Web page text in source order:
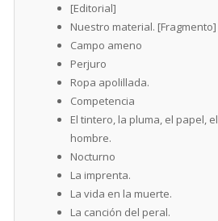
[Editorial]
Nuestro material. [Fragmento]
Campo ameno
Perjuro
Ropa apolillada.
Competencia
El tintero, la pluma, el papel, el
hombre.
Nocturno
La imprenta.
La vida en la muerte.
La canción del peral.